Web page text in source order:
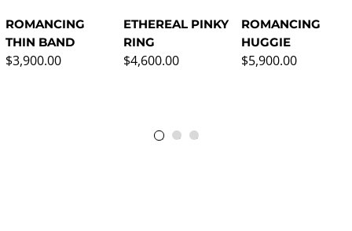
ROMANCING
THIN BAND
Precio normal
$3,900.00
ETHEREAL PINKY
RING
Precio normal
$4,600.00
ROMANCING
HUGGIE
Precio normal
$5,900.00